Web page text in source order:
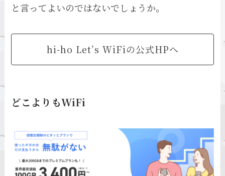
と言ってよいのではないでしょうか。
hi-ho Let’s WiFiの公式HPへ
どこよりもWiFi